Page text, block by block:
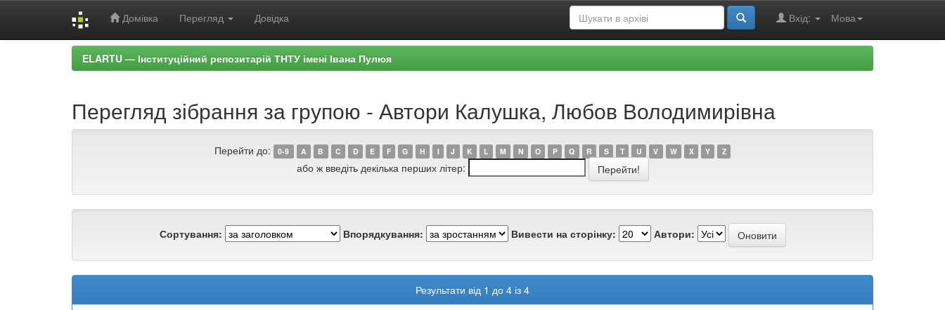
Домівка Перегляд Довідка Мова
Вхід:
ELARTU — Інституційний репозитарій ТНТУ імені Івана Пулюя
Перегляд зібрання за групою - Автори Калушка, Любов Володимирівна
Перейти до: 0-9 A B C D E F G H I J K L M N O P Q R S T U V W X Y Z
або ж введіть декілька перших літер:
Сортування: Впорядкування: Вивести на сторінку: Автори:
Результати від 1 до 4 із 4